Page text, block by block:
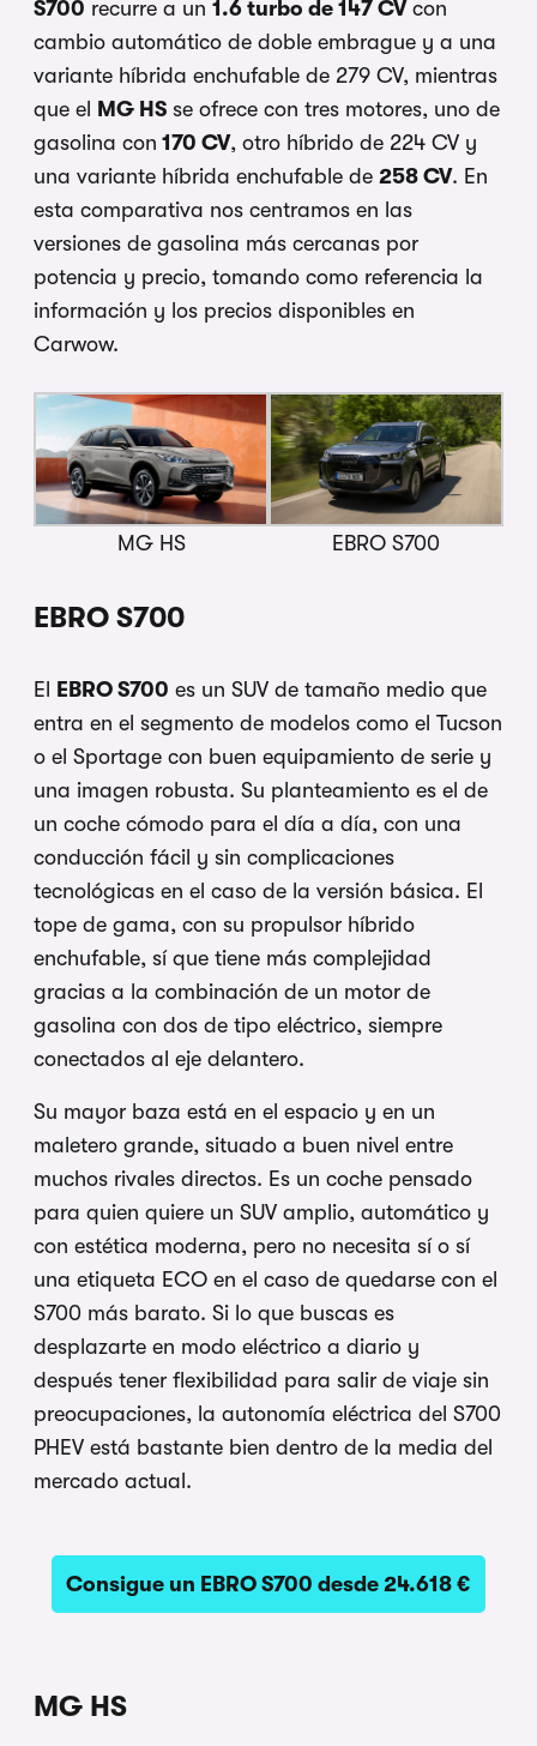
S700 recurre a un 1.6 turbo de 147 CVcon
cambio automático de doble embrague y a una
variante híbrida enchufable de 279 CV, mientras
que el
MG HS se ofrece con tres motores, uno de
gasolina con 170 CV, otro híbrido de 224 CV y
una variante híbrida enchufable de 258 CV. En
esta comparativa nos centramos en las
versiones de gasolina más cercanas por
potencia y precio, tomando como referencia la
información y los precios disponibles en
Carwow.
MG HS EBRO S700
EBRO S700
El EBRO S700 es un SUV de tamaño medio que
entra en el segmento de modelos como el Tucson
o el Sportage con buen equipamiento de serie y
una imagen robusta. Su planteamiento es el de
un coche cómodo para el día a día, con una
conducción fácil y sin complicaciones
tecnológicas en el caso de la versión básica. El
tope de gama, con su propulsor híbrido
enchufable, sí que tiene más complejidad
gracias a la combinación de un motor de
gasolina con dos de tipo eléctrico, siempre
conectados al eje delantero.
Su mayor baza está en el espacio y en un
maletero grande, situado a buen nivel entre
muchos rivales directos. Es un coche pensado
para quien quiere un SUV amplio, automático y
con estética moderna, pero no necesita sí o sí
una etiqueta ECO en el caso de quedarse con el
S700 más barato. Si lo que buscas es
desplazarte en modo eléctrico a diario y
después tener flexibilidad para salir de viaje sin
preocupaciones, la autonomía eléctrica del S700
PHEV está bastante bien dentro de la media del
mercado actual.
Consigue un EBRO S700 desde 24.618 €
MG HS